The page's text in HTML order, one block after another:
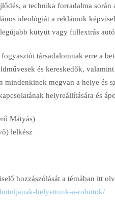
a technika forradalma
ideológiát a reklámok
kütyüt vagy fullextrás
társadalomnak erre a
és kereskedők,
mindenkinek megvan a helye és
helyreállítására és
Mátyás)
lelkész
hozzászólását a témában itt
helyettunk-a-robotok/